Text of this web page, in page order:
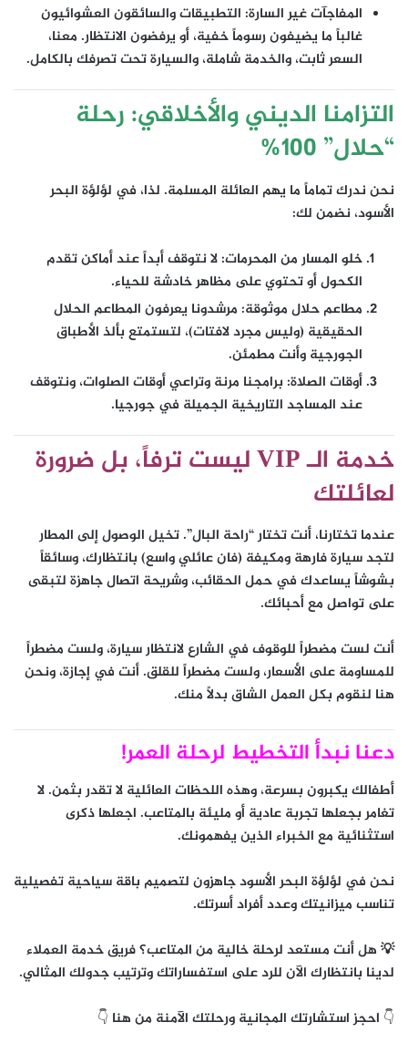
المفاجآت غير السارة: التطبيقات والسائقون العشوائيون
غالباً ما يضيفون رسوماً خفية، أو يرفضون الانتظار. معنا،
السعر ثابت، والخدمة شاملة، والسيارة تحت تصرفك بالكامل.
التزامنا الديني والأخلاقي: رحلة
“حلال” 100%
نحن ندرك تماماً ما يهم العائلة المسلمة. لذا، في لؤلؤة البحر
الأسود، نضمن لك:
خلو المسار من المحرمات:لا نتوقف أبداً عند أماكن تقدم
الكحول أو تحتوي على مظاهر خادشة للحياء.
مطاعم حلال موثوقة: مرشدونا يعرفون المطاعم الحلال
الحقيقية (وليس مجرد لافتات)، لتستمتع بألذ الأطباق
الجورجية وأنت مطمئن.
أوقات الصلاة: برامجنا مرنة وتراعي أوقات الصلوات، ونتوقف
عند المساجد التاريخية الجميلة في جورجيا.
خدمة الـ VIP ليست ترفاً، بل ضرورة
لعائلتك
عندما تختارنا، أنت تختار “راحة البال”. تخيل الوصول إلى المطار
لتجد سيارة فارهة ومكيفة (فان عائلي واسع) بانتظارك، وسائقاً
بشوشاً يساعدك في حمل الحقائب، وشريحة اتصال جاهزة لتبقى
على تواصل مع أحبائك.
أنت لست مضطراً للوقوف في الشارع لانتظار سيارة، ولست مضطراً
للمساومة على الأسعار، ولست مضطراً للقلق. أنت في إجازة، ونحن
هنا لنقوم بكل العمل الشاق بدلاً منك.
دعنا نبدأ التخطيط لرحلة العمر!
أطفالك يكبرون بسرعة، وهذه اللحظات العائلية لا تقدر بثمن. لا
تغامر بجعلها تجربة عادية أو مليئة بالمتاعب. اجعلها ذكرى
استثنائية مع الخبراء الذين يفهمونك.
نحن في لؤلؤة البحر الأسودجاهزون لتصميم باقة سياحية تفصيلية
تناسب ميزانيتك وعدد أفراد أسرتك.
💡 هل أنت مستعد لرحلة خالية من المتاعب؟فريق خدمة العملاء
لدينا بانتظارك الآن للرد على استفساراتك وترتيب جدولك المثالي.
👇 احجز استشارتك المجانية ورحلتك الآمنة من هنا 👇